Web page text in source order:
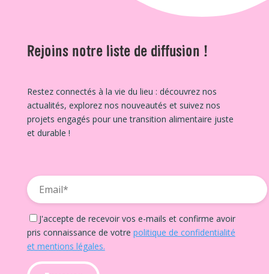
Rejoins notre liste de diffusion !
Restez connectés à la vie du lieu : découvrez nos
actualités, explorez nos nouveautés et suivez nos
projets engagés pour une transition alimentaire juste
et durable !
J'accepte de recevoir vos e-mails et confirme avoir
pris connaissance de votre politique de confidentialité
et mentions légales.